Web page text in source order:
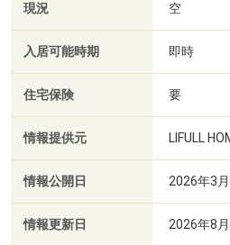
現況 空
入居可能時期 即時
住宅保険 要
情報提供元 LIFULL
情報公開日 2026年3
情報更新日 2026年8